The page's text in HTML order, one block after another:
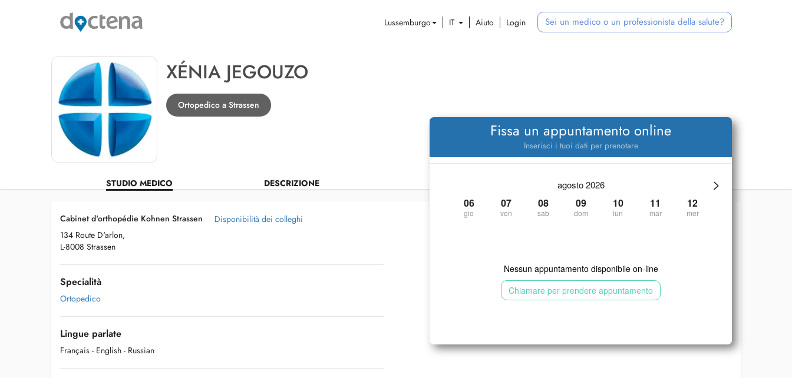
Lussemburgo IT Aiuto Login Sei un medico o un professionista della salute?
XÉNIA JEGOUZO
Ortopedico a Strassen
STUDIO MEDICO DESCRIZIONE
Fissa un appuntamento online
Inserisci i tuoi dati per prenotare
>
agosto 2026
06
gio
07
ven
08
sab
09
dom
10
lun
11
mar
12
mer
Nessun appuntamento disponibile on-line
Chiamare per prendere appuntamento
Cabinet d'orthopédie Kohnen Strassen
134 Route D'arlon,
L-8008 Strassen
Disponibilità dei colleghi
Specialità
Ortopedico
Lingue parlate
Français - English - Russian